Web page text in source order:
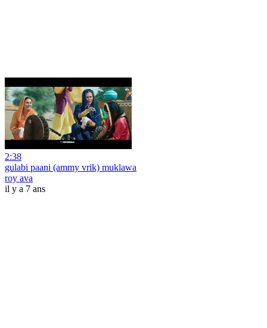
2:38
gulabi paani (ammy vrik) muklawa
roy ava
il y a 7 ans